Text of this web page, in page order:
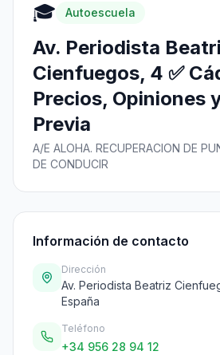
🎓 Autoescuela
Av. Periodista
Cienfuegos, 4 ✅
Precios, Opiniones
Previa
A/E ALOHA. RECUPERACION DE
DE CONDUCIR
Información de contacto
Dirección
Av. Periodista Beatriz
España
Teléfono
+34 956 28 94 12